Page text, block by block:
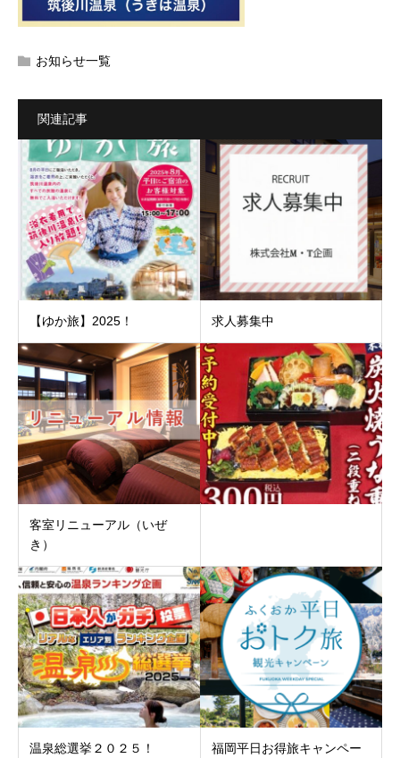
お知らせ一覧
関連記事
【ゆか旅】2025！ 求人募集中
客室リニューアル（いぜ
き）
温泉総選挙２０２５！
福岡平日お得旅キャンペー